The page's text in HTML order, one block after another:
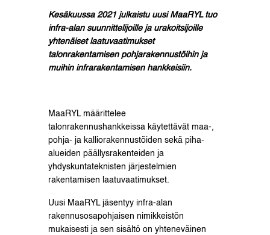
Kesäkuussa 2021 julkaistu uusi MaaRYL tuo
infra-alan suunnittelijoille ja urakoitsijoille
yhtenäiset laatuvaatimukset
talonrakentamisen pohjarakennustöihin ja
muihin infrarakentamisen hankkeisiin.
MaaRYL määrittelee
talonrakennushankkeissa käytettävät maa-,
pohja- ja kalliorakennustöiden sekä piha-
alueiden päällysrakenteiden ja
yhdyskuntateknisten järjestelmien
rakentamisen laatuvaatimukset.
Uusi MaaRYL jäsentyy infra-alan
rakennusosapohjaisen nimikkeistön
mukaisesti ja sen sisältö on yhteneväinen